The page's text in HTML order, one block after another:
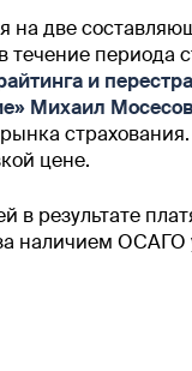
две
периода
и
Михаил Мосесов
цене.
в результате
наличием ОСАГО